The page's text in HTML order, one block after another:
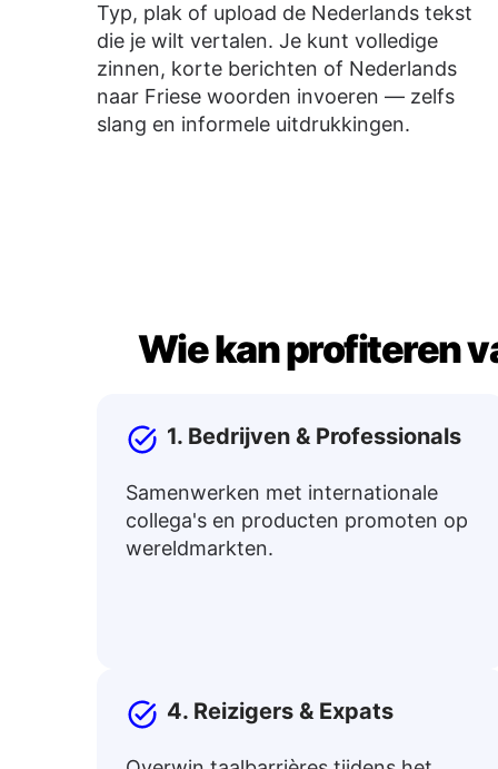
Typ, plak of upload de Nederlands tekst
die je wilt vertalen. Je kunt volledige
zinnen, korte berichten of Nederlands
naar Friese woorden invoeren — zelfs
slang en informele uitdrukkingen.
Wie kan profiteren
1. Bedrijven & Professionals
Samenwerken met internationale
collega's en producten promoten op
wereldmarkten.
4. Reizigers & Expats